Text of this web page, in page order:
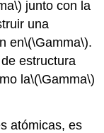
junto con la
una
en\(\Gamma\).
deestructura
la\(\Gamma\)
atómicas, es